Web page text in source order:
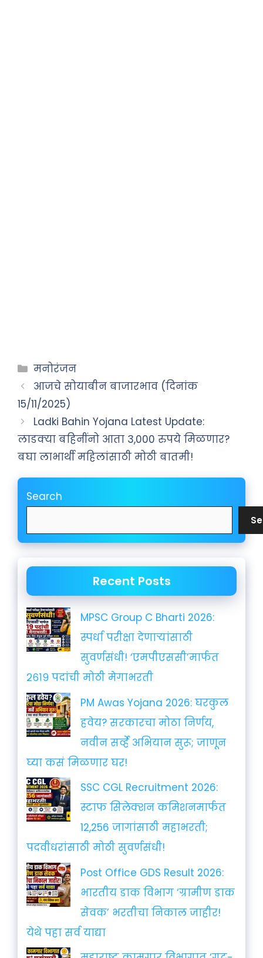
Categories
मनोरंजन
आजचे सोयाबीन बाजारभाव (दिनांक
15/11/2025)
Ladki Bahin Yojana Latest Update:
लाडक्या बहिनींनो आता 3,000 रुपये मिळणार?
बघा लाभार्थी महिलांसाठी मोठी बातमी!
Search
Recent Posts
MPSC Group C Bharti 2026:
स्पर्धा परीक्षा देणाऱ्यांसाठी
सुवर्णसंधी! ‘एमपीएससी’मार्फत
२६१९ पदांची मोठी मेगाभरती
PM Awas Yojana 2026: घरकुल
हवेय? सरकारचा मोठा निर्णय,
नवीन सर्व्हे अभियान सुरू; जाणून
घ्या कसं मिळणार घर!
SSC CGL Recruitment 2026:
स्टाफ सिलेक्शन कमिशनमार्फत
12,256 जागांसाठी महाभरती;
पदवीधरांसाठी मोठी सुवर्णसंधी!
Post Office GDS Result 2026:
भारतीय डाक विभाग ‘ग्रामीण डाक
सेवक’ भरतीचा निकाल जाहीर!
येथे पहा सर्व याद्या